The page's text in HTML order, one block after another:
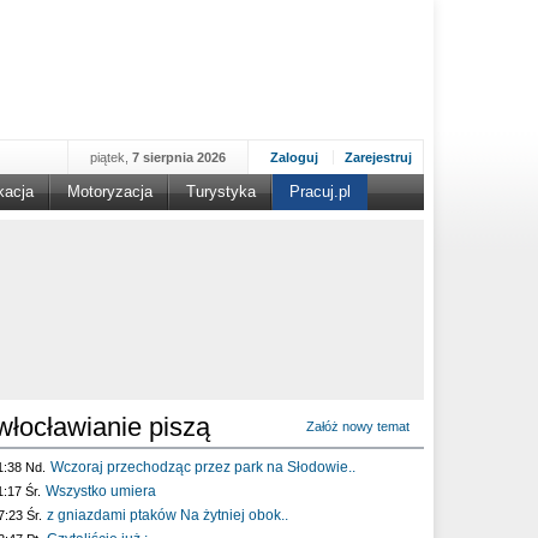
Zaloguj Zarejestruj
piątek, 7 sierpnia 2026
Motoryzacja Turystyka Pracuj.pl
piszą Załóż nowy temat
Nd. Wczoraj przechodząc przez park na Słodowie..
Śr. Wszystko umiera
Śr. z gniazdami ptaków Na żytniej obok..